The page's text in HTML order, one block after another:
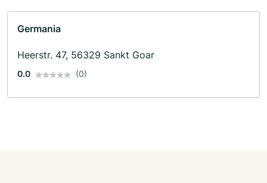
Germania
Heerstr. 47, 56329 Sankt Goar
0.0 (0)